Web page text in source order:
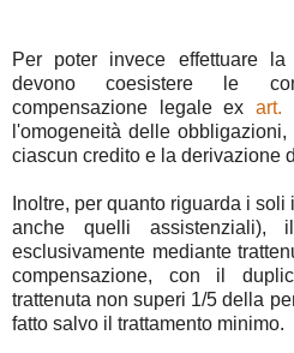
Per poter invece effettuare la
devono coesistere le
compensazione legale ex art.
l'omogeneità delle
ciascun credito e la derivazione
Inoltre, per quanto riguarda i
anche quelli assistenziali),
esclusivamente mediante
compensazione, con il
trattenuta non superi 1/5 della
fatto salvo il trattamento minimo.